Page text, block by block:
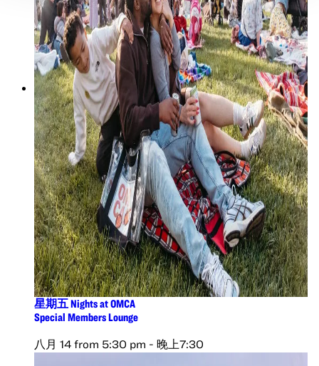
星期五 Nights at OMCA
Special Members Lounge
八月 14 from 5:30 pm - 晚上7:30